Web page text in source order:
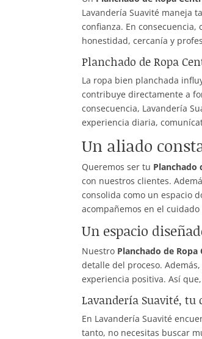
Lavandería Suavité maneja
confianza. En
honestidad, cercanía y
Planchado de Ropa
La ropa bien planchada
contribuye directamente a
consecuencia, Lavandería
experiencia diaria,
Un aliado
Queremos ser tu Planchado
con nuestros clientes.
consolida como un espacio
acompañemos en el
Un espacio
Nuestro Planchado de
detalle del proceso.
experiencia positiva. Así
Lavandería Suavité, tu
En Lavandería Suavité
tanto, no necesitas buscar